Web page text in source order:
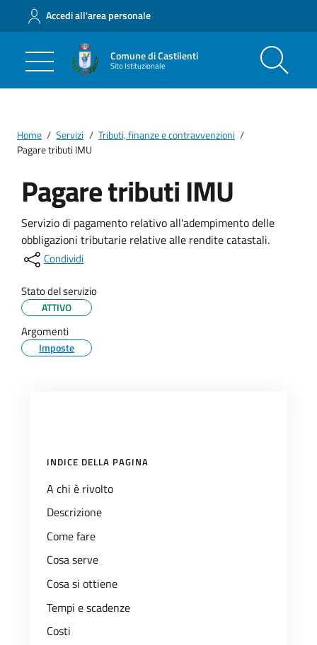
Accedi all'area personale
Comune di Castilenti
Sito Istituzionale
Home / Servizi / Tributi, finanze e contravvenzioni /
Pagare tributi IMU
Pagare tributi IMU
Servizio di pagamento relativo all'adempimento delle
obbligazioni tributarie relative alle rendite catastali.
Condividi
Stato del servizio
ATTIVO
Argomenti
Imposte
INDICE DELLA PAGINA
A chi è rivolto
Descrizione
Come fare
Cosa serve
Cosa si ottiene
Tempi e scadenze
Costi